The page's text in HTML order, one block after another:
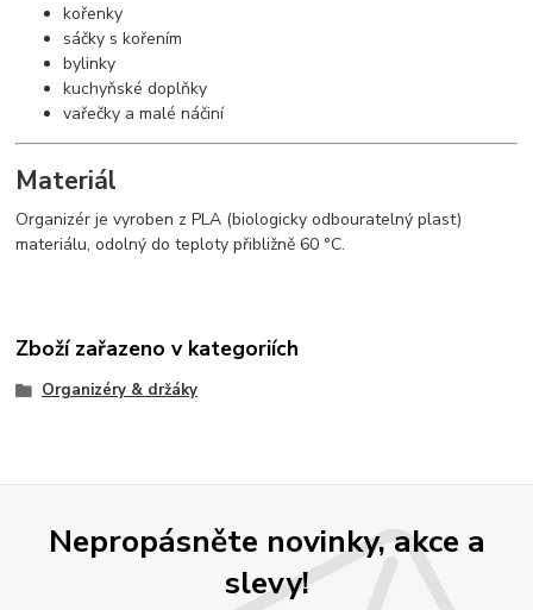
kořenky
sáčky s kořením
bylinky
kuchyňské doplňky
vařečky a malé náčiní
Materiál
Organizér je vyroben z PLA (biologicky odbouratelný plast)
materiálu, odolný do teploty přibližně 60 °C.
Zboží zařazeno v kategoriích
Organizéry & držáky
Nepropásněte novinky, akce a
slevy!